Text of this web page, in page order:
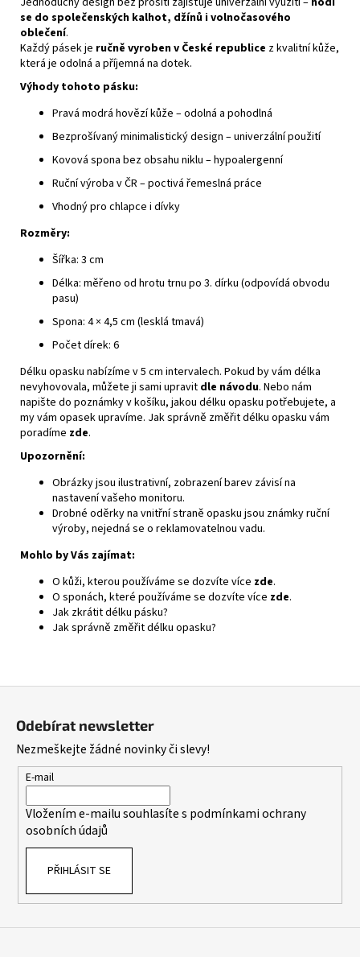
se do společenských kalhot, džínů i volnočasového
oblečení.
Každý pásek je ručně vyroben v České republice z kvalitní kůže,
která je odolná a příjemná na dotek.
Výhody tohoto pásku:
Pravá modrá hovězí kůže – odolná a pohodlná
Bezprošívaný minimalistický design – univerzální použití
Kovová spona bez obsahu niklu – hypoalergenní
Ruční výroba v ČR – poctivá řemeslná práce
Vhodný pro chlapce i dívky
Rozměry:
Šířka: 3 cm
Délka: měřeno od hrotu trnu po 3. dírku (odpovídá obvodu
pasu)
Spona: 4 × 4,5 cm (lesklá tmavá)
Počet dírek: 6
Délku opasku nabízíme v 5 cm intervalech. Pokud by vám délka
nevyhovovala, můžete ji sami upravit dle návodu. Nebo nám
napište do poznámky v košíku, jakou délku opasku potřebujete, a
my vám opasek upravíme. Jak správně změřit délku opasku vám
poradíme zde.
Upozornění:
Obrázky jsou ilustrativní, zobrazení barev závisí na
nastavení vašeho monitoru.
Drobné oděrky na vnitřní straně opasku jsou známky ruční
výroby, nejedná se o reklamovatelnou vadu.
Mohlo by Vás zajímat:
O kůži, kterou používáme se dozvíte více zde.
O sponách, které používáme se dozvíte více zde.
Jak zkrátit délku pásku?
Jak správně změřit délku opasku?
Odebírat newsletter
Nezmeškejte žádné novinky či slevy!
E-mail
Vložením e-mailu souhlasíte s podmínkami ochrany
osobních údajů
PŘIHLÁSIT SE